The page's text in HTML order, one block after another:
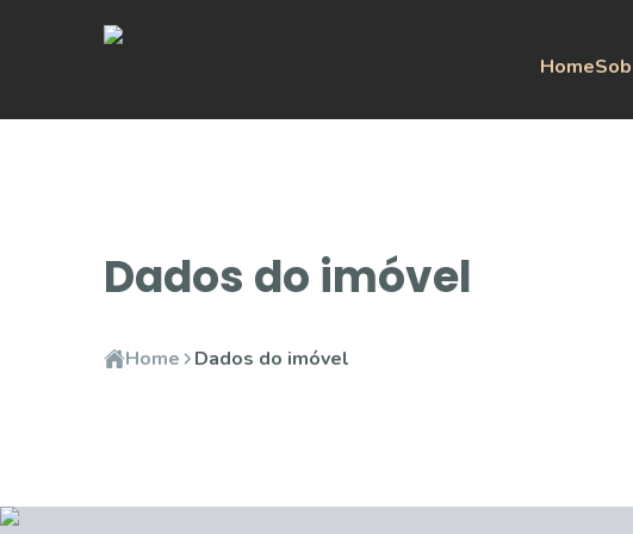
Home
Dados do imóvel
Home Dados do imóvel